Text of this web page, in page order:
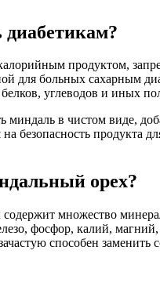
продуктом,
для больных сахарным
углеводов и иных
в чистом виде,
безопасность продукта
орех?
множество
фосфор, калий,
способен